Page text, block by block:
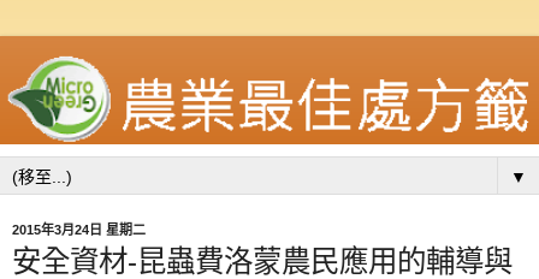
▼
2015年3月24日 星期二
安全資材-昆蟲費洛蒙農民應用的輔導與